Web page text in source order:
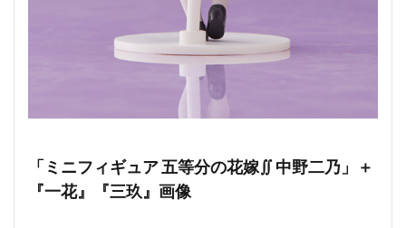
「ミニフィギュア 五等分の花嫁∬ 中野二乃」＋
『一花』『三玖』画像